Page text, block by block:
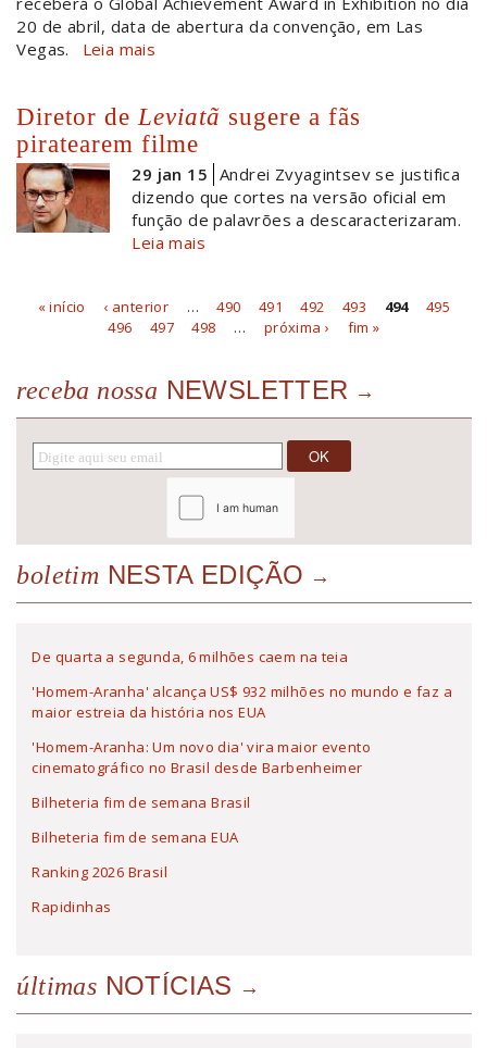
20 de abril, data de abertura da convenção, em Las
Vegas.
Leia mais
Diretor de Leviatã sugere a fãs
piratearem filme
29 jan 15 Andrei Zvyagintsev se justifica
dizendo que cortes na versão oficial em
função de palavrões a descaracterizaram.
Leia mais
Páginas
« início ‹ anterior … 490 491 492 493 494
495
496
497 498 … próxima › fim »
receba nossa NEWSLETTER
boletim NESTA EDIÇÃO
De quarta a segunda, 6 milhões caem na teia
'Homem-Aranha' alcança US$ 932 milhões no mundo e faz a
maior estreia da história nos EUA
'Homem-Aranha: Um novo dia' vira maior evento
cinematográfico no Brasil desde Barbenheimer
Bilheteria fim de semana Brasil
Bilheteria fim de semana EUA
Ranking 2026 Brasil
Rapidinhas
últimas NOTÍCIAS